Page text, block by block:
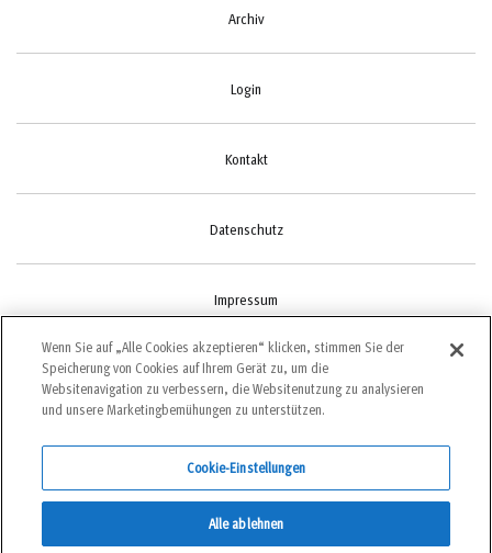
Archiv
Login
Kontakt
Datenschutz
Impressum
Cookie-Einstellungen
©2022 bergundsteigen
Wenn Sie auf „Alle Cookies akzeptieren“ klicken, stimmen Sie der
Speicherung von Cookies auf Ihrem Gerät zu, um die
Websitenavigation zu verbessern, die Websitenutzung zu analysieren
und unsere Marketingbemühungen zu unterstützen.
Cookie-Einstellungen
Alle ablehnen